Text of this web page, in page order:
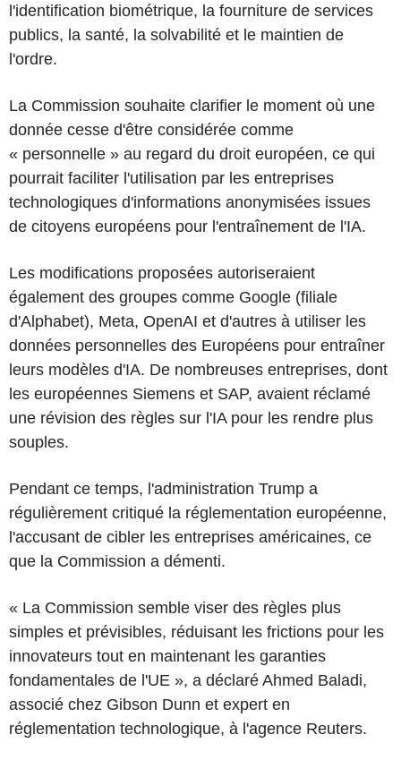
l'identification biométrique, la fourniture de services
publics, la santé, la solvabilité et le maintien de
l'ordre.
La Commission souhaite clarifier le moment où une
donnée cesse d'être considérée comme
« personnelle » au regard du droit européen, ce qui
pourrait faciliter l'utilisation par les entreprises
technologiques d'informations anonymisées issues
de citoyens européens pour l'entraînement de l'IA.
Les modifications proposées autoriseraient
également des groupes comme Google (filiale
d'Alphabet), Meta, OpenAI et d'autres à utiliser les
données personnelles des Européens pour entraîner
leurs modèles d'IA. De nombreuses entreprises, dont
les européennes Siemens et SAP, avaient réclamé
une révision des règles sur l'IA pour les rendre plus
souples.
Pendant ce temps, l'administration Trump a
régulièrement critiqué la réglementation européenne,
l'accusant de cibler les entreprises américaines, ce
que la Commission a démenti.
« La Commission semble viser des règles plus
simples et prévisibles, réduisant les frictions pour les
innovateurs tout en maintenant les garanties
fondamentales de l'UE », a déclaré Ahmed Baladi,
associé chez Gibson Dunn et expert en
réglementation technologique, à l'agence Reuters.